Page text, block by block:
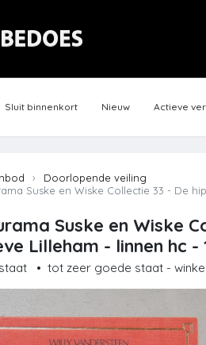
Sluit binnenkort Nieuw Actieve
Doorlopende veiling
Suske en Wiske Collectie 33 - De
Suske en Wiske
Lilleham - linnen hc -
• tot zeer goede staat -